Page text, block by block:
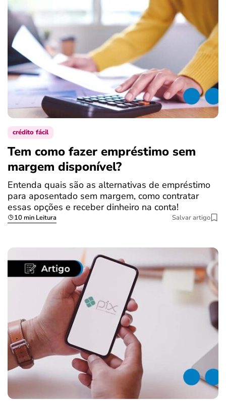
crédito fácil
Tem como fazer empréstimo sem
margem disponível?
Entenda quais são as alternativas de empréstimo
para aposentado sem margem, como contratar
essas opções e receber dinheiro na conta!
10 min Leitura Salvar artigo